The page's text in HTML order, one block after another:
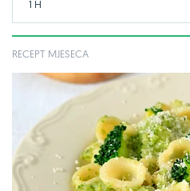
1 H
RECEPT MJESECA